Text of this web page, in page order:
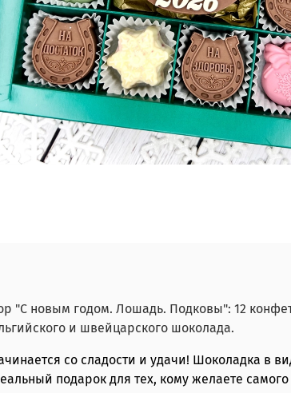
"С новым годом. Лошадь. Подковы": 12
и швейцарского шоколада.
со сладости и удачи! Шоколадка в
подарок для тех, кому желаете